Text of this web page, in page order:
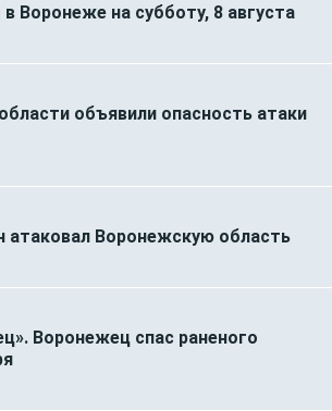
Воронеже на субботу, 8 августа
объявили опасность атаки
атаковал Воронежскую область
Воронежец спас раненого